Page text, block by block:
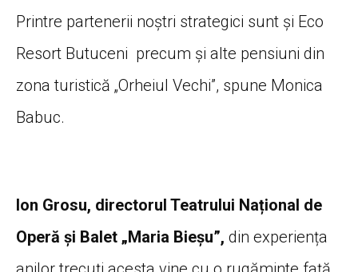
Printre partenerii noștri strategici sunt și Eco
Resort Butuceni precum și alte pensiuni din
zona turistică „Orheiul Vechi”, spune Monica
Babuc.
Ion Grosu, directorul Teatrului Național de
Operă și Balet „Maria Bieșu”, din experiența